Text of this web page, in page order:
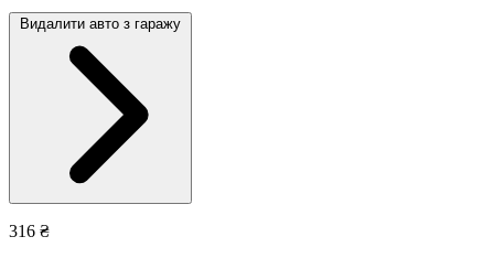
Видалити авто з гаражу
316 ₴